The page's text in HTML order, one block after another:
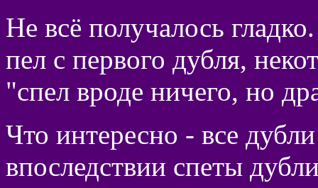
Не всё получалось
пел с первого дубля,
"спел вроде ничего, но
Что интересно - все
впоследствии спеты